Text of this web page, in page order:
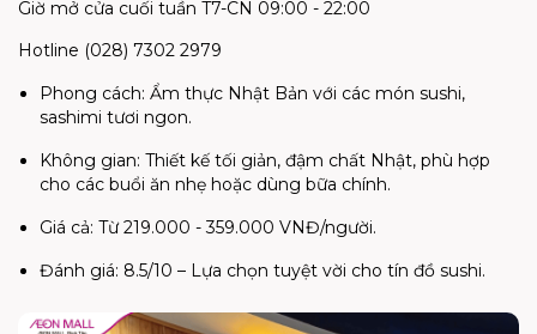
Giờ mở cửa cuối tuần T7-CN 09:00 - 22:00
Hotline (028) 7302 2979
Phong cách: Ẩm thực Nhật Bản với các món sushi,
sashimi tươi ngon.
Không gian: Thiết kế tối giản, đậm chất Nhật, phù hợp
cho các buổi ăn nhẹ hoặc dùng bữa chính.
Giá cả: Từ 219.000 - 359.000 VNĐ/người.
Đánh giá: 8.5/10 – Lựa chọn tuyệt vời cho tín đồ sushi.